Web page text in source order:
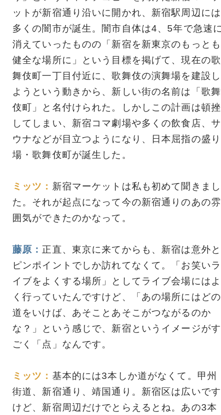
ットが新宿通り沿いに開かれ、新宿駅周辺には
多くの闇市が誕生。闇市自体は4、5年で急速
消えていったものの「新宿を新東京のもっとも
健全な場所に」という目標を掲げて、現在の歌
舞伎町一丁目付近に、歌舞伎の演舞場を建設し
ようという動きから、新しい街の名前は「歌舞
伎町」と名付けられた。しかしこの計画は頓挫
してしまい、新宿コマ劇場や多くの飲食店、サ
ウナなどが目立つようになり、日本屈指の盛り
場・歌舞伎町が誕生した。
ミッツ： 新宿マーケットは私も初めて聞きまし
た。それが起点になって今の新宿通りのあの雰
囲気ができたのかなって。
藤原： 正直、東京に来てからも、新宿は意外と
ピンポイントでしか訪れてなくて。「お笑いラ
イブをよくする場所」としてライブ会場にはよ
く行っていたんですけど、「あの場所にはどの
道をいけば、あそことあそこがつながるのか
な？」という感じで、新宿というイメージがす
ごく「点」なんです。
ミッツ： 基本的には3本しか道がなくて。甲州
街道、新宿通り、靖国通り。新宿区は広いです
けど、新宿周辺だけでとらえるとね。あの3本